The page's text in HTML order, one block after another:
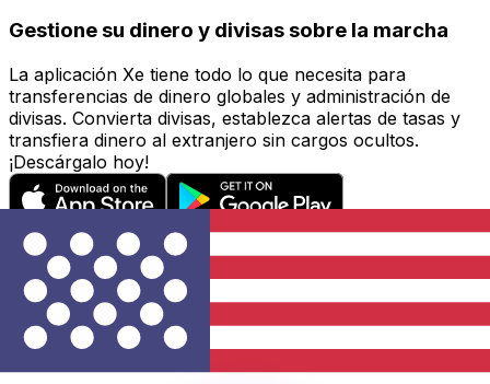
Gestione su dinero y divisas sobre la marcha
La aplicación Xe tiene todo lo que necesita para
transferencias de dinero globales y administración de
divisas. Convierta divisas, establezca alertas de tasas y
transfiera dinero al extranjero sin cargos ocultos.
¡Descárgalo hoy!